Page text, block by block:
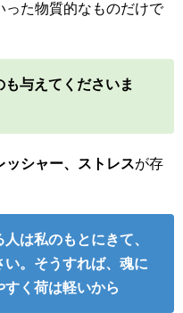
った物質的なものだけで
与えてくださいま
ッシャー、ストレスが存
は私のもとにきて、
。そうすれば、魂に
く荷は軽いから